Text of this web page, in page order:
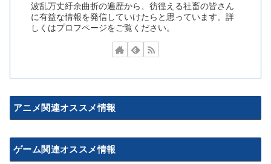
波乱万丈紆余曲折の遍歴から、彷徨える社畜の皆さん
に有益な情報を発信していけたらと思っています。詳
しくはプロフページをご覧ください。
アニメ関連オススメ情報
ゲーム関連オススメ情報